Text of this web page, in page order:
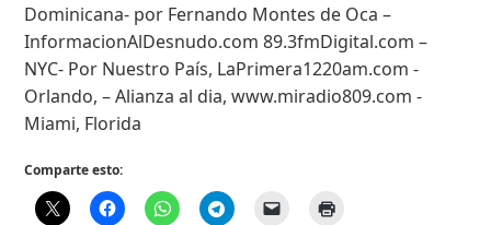
Dominicana- por Fernando Montes de Oca –
InformacionAlDesnudo.com 89.3fmDigital.com –
NYC- Por Nuestro País, LaPrimera1220am.com -
Orlando, – Alianza al dia, www.miradio809.com -
Miami, Florida
Comparte esto: